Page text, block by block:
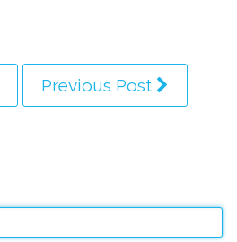
Previous Post